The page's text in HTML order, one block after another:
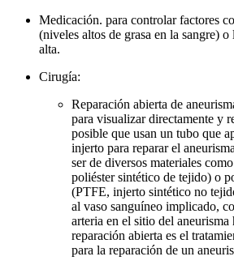
Medicación. para controlar factores
(niveles altos de grasa en la sangre) o
alta.
Cirugía:
Reparación abierta de
para visualizar directamente y
posible que usan un tubo que
injerto para reparar el
ser de diversos materiales
poliéster sintético de tejido) o
(PTFE, injerto sintético no
al vaso sanguíneo implicado,
arteria en el sitio del
reparación abierta es el
para la reparación de un